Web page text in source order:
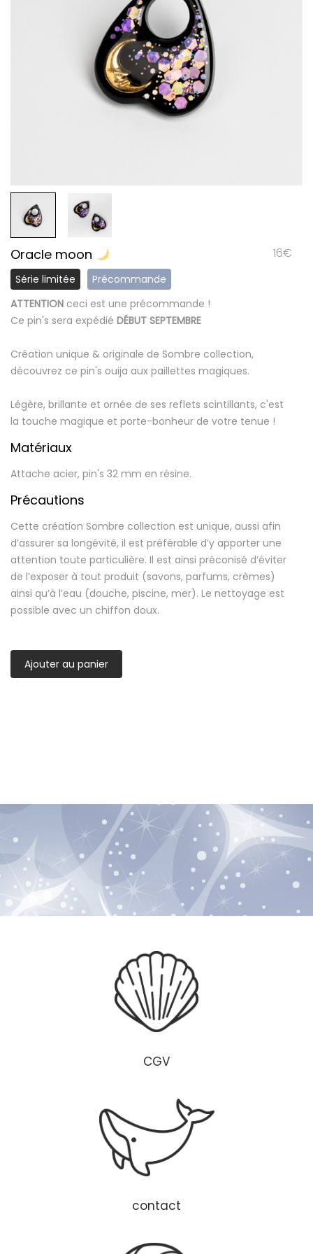
Oracle moon 16€
Série limitée
Précommande
ATTENTION ceci est une précommande !
Ce pin's sera expédié DÉBUT SEPTEMBRE
Création unique & originale de Sombre collection,
découvrez ce pin's ouija aux paillettes magiques.
Légère, brillante et ornée de ses reflets scintillants, c'est
la touche magique et porte-bonheur de votre tenue !
Matériaux
Attache acier, pin's 32 mm en résine.
Précautions
Cette création Sombre collection est unique, aussi afin
d’assurer sa longévité, il est préférable d’y apporter une
attention toute particulière. Il est ainsi préconisé d’éviter
de l’exposer à tout produit (savons, parfums, crèmes)
ainsi qu’à l’eau (douche, piscine, mer). Le nettoyage est
possible avec un chiffon doux.
Ajouter au panier
CGV
contact